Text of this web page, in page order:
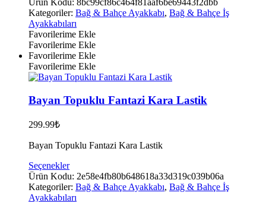
birden
fazla
varyasyonu
var.
Seçenekler
ürün
sayfasından
Kategoriler: Bağ & Bahçe Ayakkabı, Bağ & Bahçe İş
Ayakkabıları
Favorilerime Ekle
Favorilerime Ekle
Favorilerime Ekle
Favorilerime Ekle
Bayan Topuklu Fantazi Kara Lastik
299.99₺
Bayan Topuklu Fantazi Kara Lastik
SeçeneklerBu
ürünün
birden
fazla
Ürün Kodu: 2e58e4fb80b648618a33d319c039b06a
Kategoriler: Bağ & Bahçe Ayakkabı, Bağ & Bahçe İş
Ayakkabıları